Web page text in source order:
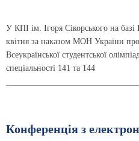
У КПІ ім. Ігоря Сікорського на
квітня за наказом МОН України
Всеукраїнської студентської
спеціальності 141 та 144
Конференція з